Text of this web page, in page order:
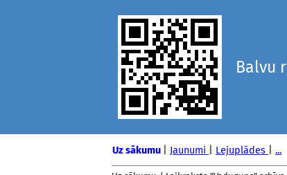
Balvu
Uz sākumu Jaunumi Lejuplādes ...